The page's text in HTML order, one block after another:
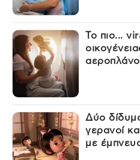
Το πιο...
αεροπλάνο
Δύο δίδυμα
γερανοί
με